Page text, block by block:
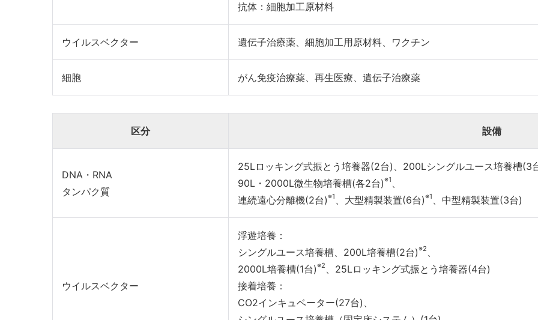
抗体：細胞加工原材料
ウイルスベクター 遺伝子治療薬、細胞加工用原材料、ワクチン
細胞 がん免疫治療薬、再生医療、遺伝子治療薬
区分 設備
DNA・RNA
タンパク質
25Lロッキング式振とう培養器(2台)、200Lシングルユース培養槽(3
90L・2000L微生物培養槽(各2台)※1 、
連続遠心分離機(2台)※1 、大型精製装置(6台)※1 、中型精製装置(3台)
ウイルスベクター
浮遊培養：
シングルユース培養槽、200L培養槽(2台)※2 、
2000L培養槽(1台)※2 、25Lロッキング式振とう培養器(4台)
接着培養：
CO2インキュベーター(27台)、